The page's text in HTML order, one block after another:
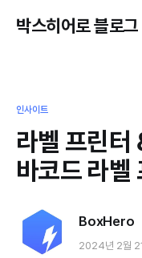
박스히어로 블로그
인사이트
라벨 프린터
바코드 라벨
BoxHero
2024년 2월